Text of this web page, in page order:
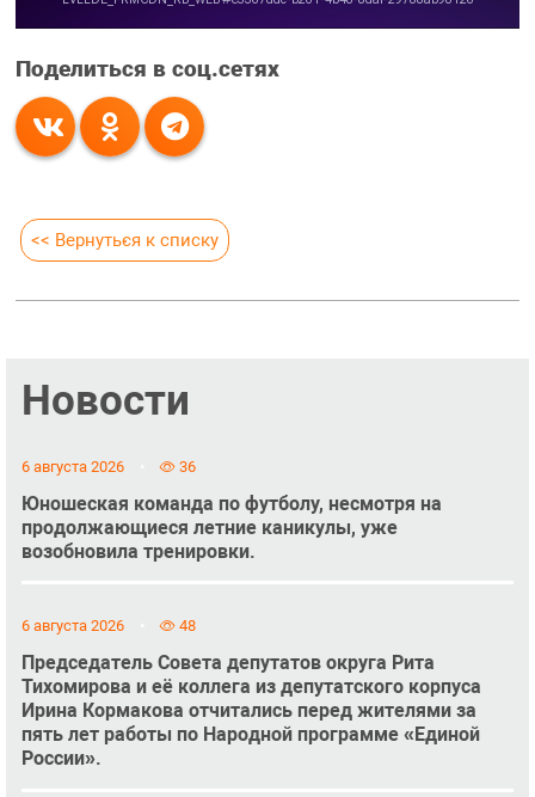
Поделиться в соц.сетях
<< Вернуться к списку
Новости
6 августа 2026 36
Юношеская команда по футболу, несмотря на
продолжающиеся летние каникулы, уже
возобновила тренировки.
6 августа 2026 48
Председатель Совета депутатов округа Рита
Тихомирова и её коллега из депутатского корпуса
Ирина Кормакова отчитались перед жителями за
пять лет работы по Народной программе «Единой
России».